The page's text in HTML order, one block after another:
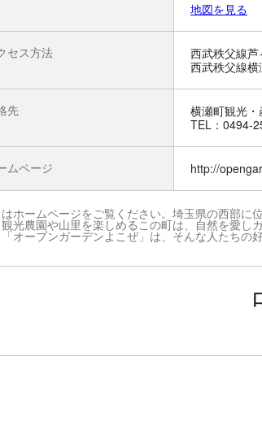
地図を見る
セス方法
西武秩父線
西武秩父線
先
横瀬町観光・
TEL：0494-
ムページ http://
ホームページをご覧ください。埼玉県の西部
光農園や山里を楽しめるこの町は、自然を愛し
オープンガーデンよこぜ」は、そんな人たちの